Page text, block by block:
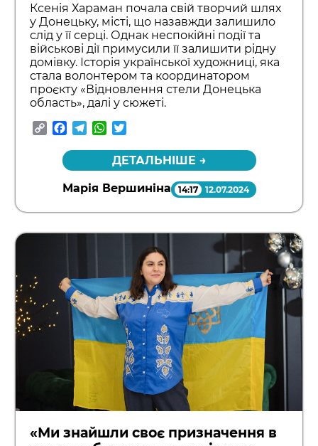
Ксенія Хараман почала свій творчий шлях
у Донецьку, місті, що назавжди залишило
слід у її серці. Однак неспокійні події та
військові дії примусили її залишити рідну
домівку. Історія української художниці, яка
стала волонтером та координатором
проєкту «Відновлення стели Донецька
область», далі у сюжеті.
CopyFacebook
TelegramWhatsApp
ДЕТАЛЬНІШЕ →
Марія Вершиніна 14:17 12.07.2024
«Ми знайшли своє призначення в